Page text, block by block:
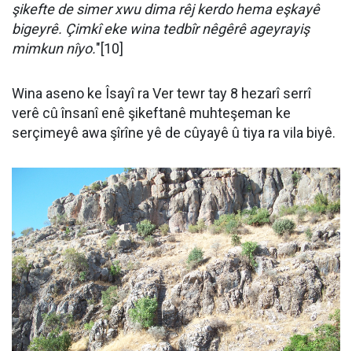
şikefte de simer xwu dima rêj kerdo hema eşkayê
bigeyrê. Çimkî eke wina tedbîr nêgêrê ageyrayiş
mimkun nîyo."[10]
Wina aseno ke Îsayî ra Ver tewr tay 8 hezarî serrî
verê cû însanî enê şikeftanê muhteşeman ke
serçimeyê awa şîrîne yê de cûyayê û tiya ra vila biyê.